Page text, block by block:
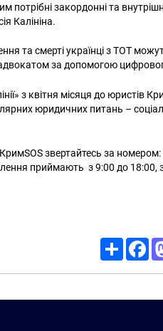
потрібні закордонні та
Калініна.
та смерті українці з ТОТ
за допомогою
з квітня місяця до юристів
юридичних питань –
звертайтесь за
приймають з 9:00 до 18:00,
Share